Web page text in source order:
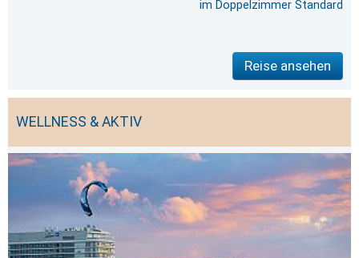
im Doppelzimmer Standard
Reise ansehen
WELLNESS & AKTIV